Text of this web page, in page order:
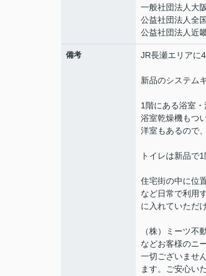
一般社団法人大
公益社団法人全
公益社団法人近
備考 JR長瀬エリアに
新品のシステム
1階にある浴室
浴室乾燥機もつ
洋室もあるので
トイレは新品で
住宅街の中に位
など日常で利用
に入れていただ
（株）ミーツ
などお客様のニ
一切ございませ
ます。ご安心い